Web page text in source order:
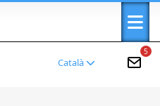
5
Català